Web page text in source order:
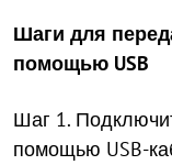
Шаги для
помощью USB
Шаг 1.
помощью USB-